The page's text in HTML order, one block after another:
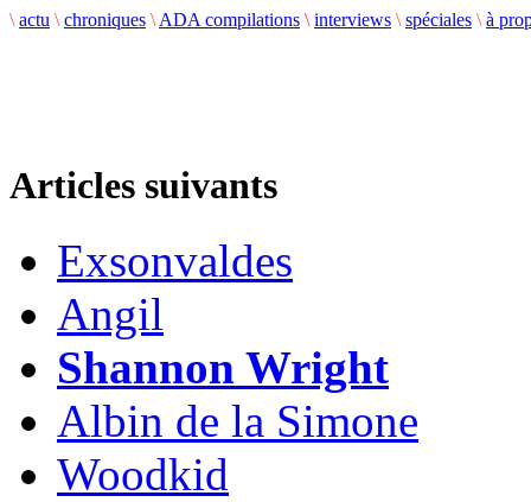
\ actu \ chroniques \ ADA compilations \ interviews \ spéciales \ à
Articles suivants
Exsonvaldes
Angil
Shannon Wright
Albin de la Simone
Woodkid